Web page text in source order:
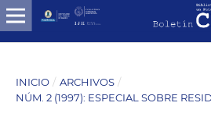
INICIO / ARCHIVOS /
NÚM. 2 (1997): ESPECIAL SOBRE